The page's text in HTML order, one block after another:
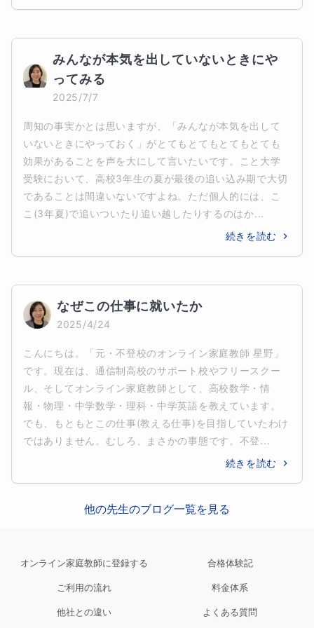
みんなが本気を出していないときにや
ってみる
2025/7/7
周知の事実かとは思いますが、「みんなが本気を出して
いないときにやっておく」がとてもとてもとてもとても
効果があることを声を大にして言いたいです。こと大学
受験において、高校3年生の夏が最後の追い込み期で大切
であることは間違いないですよね。ただ個人的には、こ
こ(3年夏)で追いついたり追い越したりするのはか...
続きを読む
なぜこの仕事に就いたか
2025/4/24
こんにちは。「元・不登校のオンライン家庭教師 星野」
です。現在は、通信制高校のサポート校やフリースクー
ル、そしてオンライン家庭教師として、高校数学・情
報・物理・中学数学・理科・中学英語を教えています。
でも、もともとこの仕事(教える仕事)を目指していたわけ
ではありません。むしろ、まさかの事態です。不登...
続きを読む
他の先生のブログ一覧を見る
オンライン家庭教師に登録する 合格体験記
ご利用の流れ 料金体系
他社との違い よくある質問